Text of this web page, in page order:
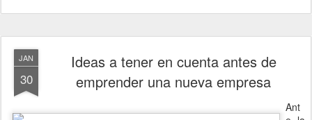
JAN
30
Ideas a tener en cuenta antes de
emprender una nueva empresa
Ant